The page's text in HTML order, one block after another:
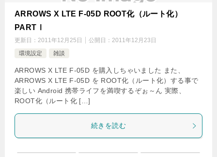
ARROWS X LTE F-05D ROOT化（ルート化）
PARTⅠ
更新日： 2011年12月25日 公開日： 2011年12月23日
環境設定
雑談
ARROWS X LTE F-05D を購入しちゃいました また、
ARROWS X LTE F-05D を ROOT化（ルート化）する事で
楽しい Android 携帯ライフを満喫するぞぉ～ん 実際、
ROOT化（ルート化 […]
続きを読む